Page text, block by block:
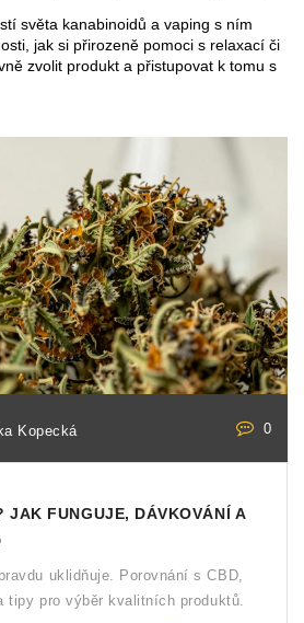
světa kanabinoidů a vaping s ním
jak si přirozeně pomoci s relaxací či
zvolit produkt a přistupovat k tomu s
Kopecká 0
JAK FUNGUJE, DÁVKOVÁNÍ A
uklidňuje. Porovnání s CBD,
tipy pro výběr kvalitních produktů.